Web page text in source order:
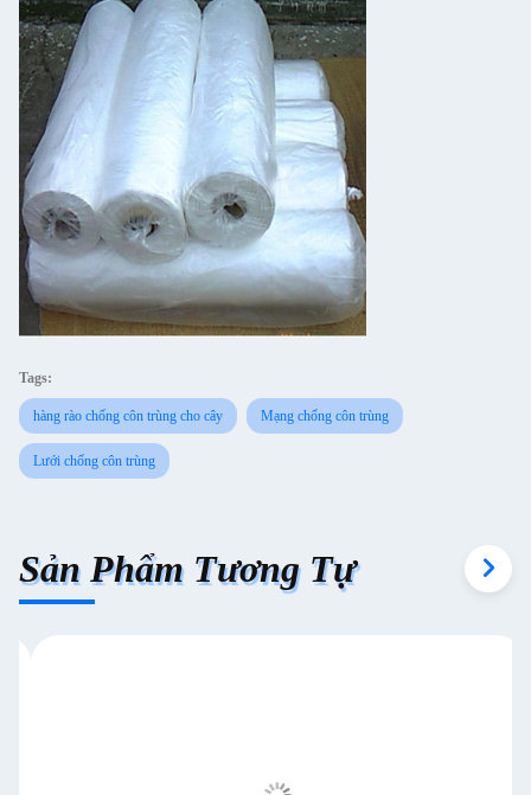
Tags:
hàng rào chống côn trùng cho cây Mạng chống côn trùng
Lưới chống côn trùng
Sản Phẩm Tương Tự